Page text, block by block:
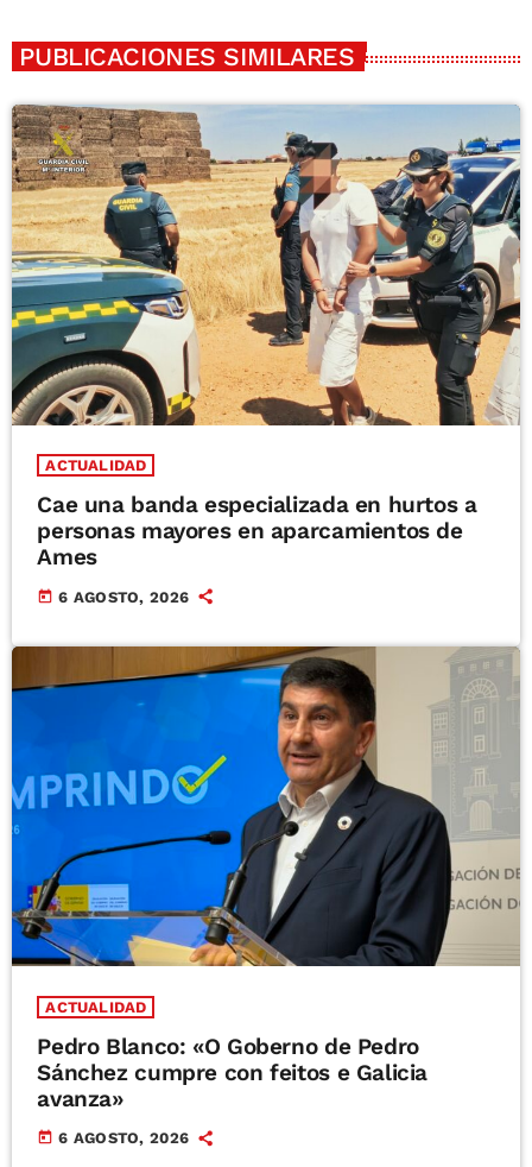
PUBLICACIONES SIMILARES
ACTUALIDAD
Cae una banda especializada en hurtos a
personas mayores en aparcamientos de
Ames
today 6 AGOSTO, 2026
ACTUALIDAD
Pedro Blanco: «O Goberno de Pedro
Sánchez cumpre con feitos e Galicia
avanza»
today 6 AGOSTO, 2026